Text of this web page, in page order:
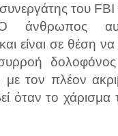
του FBI
είναι σε θέση
τον πλέον
όταν το